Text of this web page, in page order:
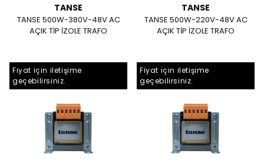
TANSE
TANSE 500W-380V-48V AC
AÇIK TİP İZOLE TRAFO
TANSE
TANSE 500W-220V-48V AC
AÇIK TİP İZOLE TRAFO
Fiyat için iletişime
geçebilirsiniz.
Fiyat için iletişime
geçebilirsiniz.